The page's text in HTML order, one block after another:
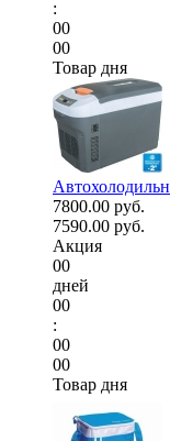
:
00
00
Товар дня
7800.00 руб.
7590.00 руб.
Акция
00
дней
00
:
00
00
Товар дня